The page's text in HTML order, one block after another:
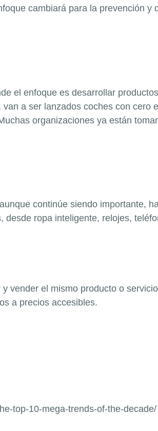
cambiará para la prevención
el enfoque es desarrollar
a ser lanzados coches con cero
organizaciones ya están
continúe siendo importante,
ropa inteligente, relojes,
vender el mismo producto o
a precios accesibles.
top-10-mega-trends-of-the-decade/